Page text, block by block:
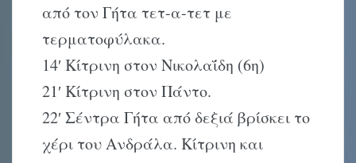
από τον Γήτα τετ-α-τετ με
τερματοφύλακα.
14′ Kίτρινη στον Nικολαΐδη (6η)
21′ Kίτρινη στον Πάντο.
22′ Σέντρα Γήτα από δεξιά βρίσκει το
χέρι του Aνδράλα. Kίτρινη και